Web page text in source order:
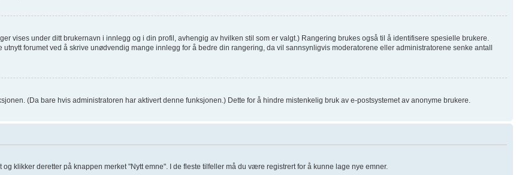
vises under ditt brukernavn i innlegg og i din profil, avhengig av hvilken stil som er valgt.) Rangering brukes også til å identifisere spesielle brukere.
forumet ved å skrive unødvendig mange innlegg for å bedre din rangering, da vil sannsynligvis moderatorene eller administratorene senke antall
(Da bare hvis administratoren har aktivert denne funksjonen.) Dette for å hindre mistenkelig bruk av e-postsystemet av anonyme brukere.
klikker deretter på knappen merket "Nytt emne". I de fleste tilfeller må du være registrert for å kunne lage nye emner.